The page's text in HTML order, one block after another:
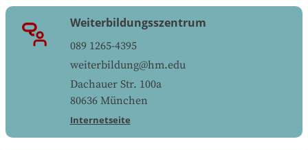
Weiterbildungsszentrum
089 1265-4395
weiterbildung@hm.edu
Dachauer Str. 100a
80636 München
Internetseite